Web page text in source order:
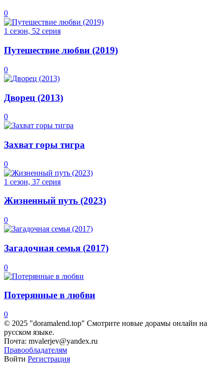
0
1 сезон, 52 серия
Путешествие любви (2019)
0
Дворец (2013)
0
Захват горы тигра
0
1 сезон, 37 серия
Жизненный путь (2023)
0
Загадочная семья (2017)
0
Потерянные в любви
0
© 2025 "doramalend.top" Смотрите новые дорамы онлайн на
русском языке.
Почта: mvalerjev@yandex.ru
Правообладателям
Войти Регистрация